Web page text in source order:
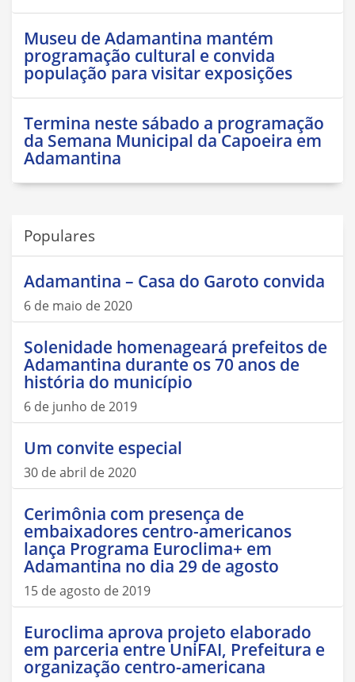
Museu de Adamantina mantém
programação cultural e convida
população para visitar exposições
Termina neste sábado a programação
da Semana Municipal da Capoeira em
Adamantina
Populares
Adamantina – Casa do Garoto convida
6 de maio de 2020
Solenidade homenageará prefeitos de
Adamantina durante os 70 anos de
história do município
6 de junho de 2019
Um convite especial
30 de abril de 2020
Cerimônia com presença de
embaixadores centro-americanos
lança Programa Euroclima+ em
Adamantina no dia 29 de agosto
15 de agosto de 2019
Euroclima aprova projeto elaborado
em parceria entre UniFAI, Prefeitura e
organização centro-americana